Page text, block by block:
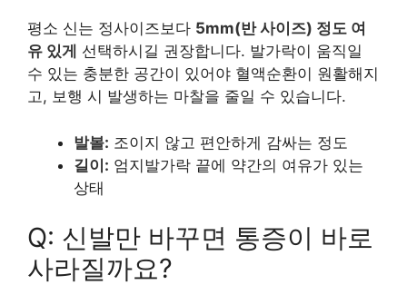
평소 신는 정사이즈보다 5mm(반 사이즈) 정도 여
유 있게 선택하시길 권장합니다. 발가락이 움직일
수 있는 충분한 공간이 있어야 혈액순환이 원활해지
고, 보행 시 발생하는 마찰을 줄일 수 있습니다.
발볼: 조이지 않고 편안하게 감싸는 정도
길이: 엄지발가락 끝에 약간의 여유가 있는
상태
Q: 신발만 바꾸면 통증이 바로
사라질까요?